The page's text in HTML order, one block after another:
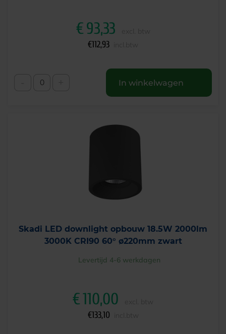
€93,33
€112,93
In winkelwagen
Skadi LED downlight opbouw 18.5W 2000lm
3000K CRI90 60° ø220mm zwart
Levertijd 4-6 werkdagen
€110,00
€133,10